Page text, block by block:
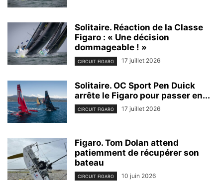
Solitaire. Réaction de la Classe
Figaro : « Une décision
dommageable ! »
CIRCUIT FIGARO 17 juillet 2026
Solitaire. OC Sport Pen Duick
arrête le Figaro pour passer en...
CIRCUIT FIGARO 17 juillet 2026
Figaro. Tom Dolan attend
patiemment de récupérer son
bateau
CIRCUIT FIGARO 10 juin 2026